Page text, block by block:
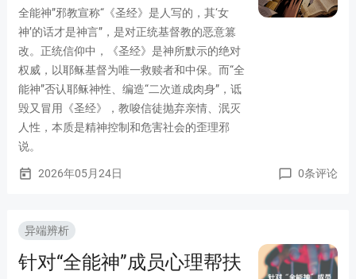
xingshibianhu
KB
xinyang
4
fupinjiuzhu
全能神”邪教宣称“《圣经》是人写的，其‘女
神’的话才是神言”，是对正统基督教的恶意篡
改。正统信仰中，《圣经》是神所默示的绝对
权威，以耶稣基督为唯一救赎者和中保。而“全
能神”否认耶稣神性、编造“二次道成肉身”，诋
毁又冒用《圣经》，教唆信徒抛弃亲情、泯灭
人性，本质是精神控制和危害社会的歪理邪
说。
today 2026年05月24日 chat_bubble_outline 0条评论
异端辨析
针对“全能神”成员心理帮扶